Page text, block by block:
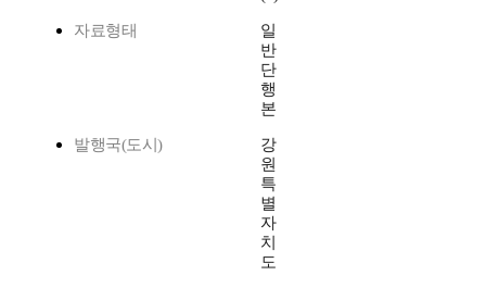
자료형태
일
반
단
행
본
발행국(도시)
강
원
특
별
자
치
도